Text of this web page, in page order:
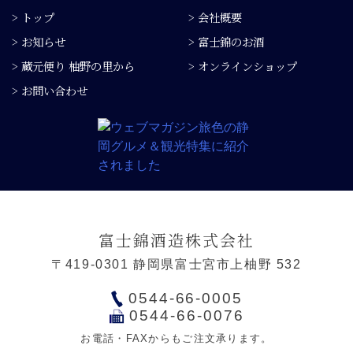
> トップ
> 会社概要
> お知らせ
> 富士錦のお酒
> 蔵元便り 柚野の里から
> オンラインショップ
> お問い合わせ
富士錦酒造株式会社
〒419-0301 静岡県富士宮市上柚野 532
0544-66-0005
0544-66-0076
お電話・FAXからもご注文承ります。